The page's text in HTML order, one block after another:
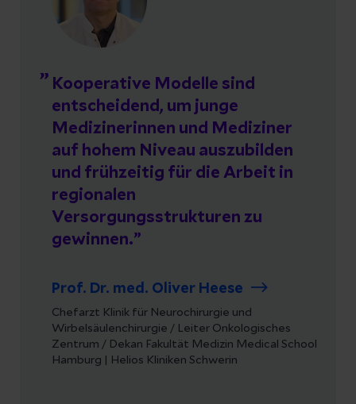
Chefarzt Klinik für Neurochirurgie und
Wirbelsäulenchirurgie / Leiter Onkologisches
Zentrum / Dekan Fakultät Medizin Medical School
Hamburg | Helios Kliniken Schwerin
Kooperative Modelle sind
entscheidend, um junge
Medizinerinnen und Mediziner
auf hohem Niveau auszubilden
und frühzeitig für die Arbeit in
regionalen
Versorgungsstrukturen zu
gewinnen.
Prof. Dr. med. Oliver Heese